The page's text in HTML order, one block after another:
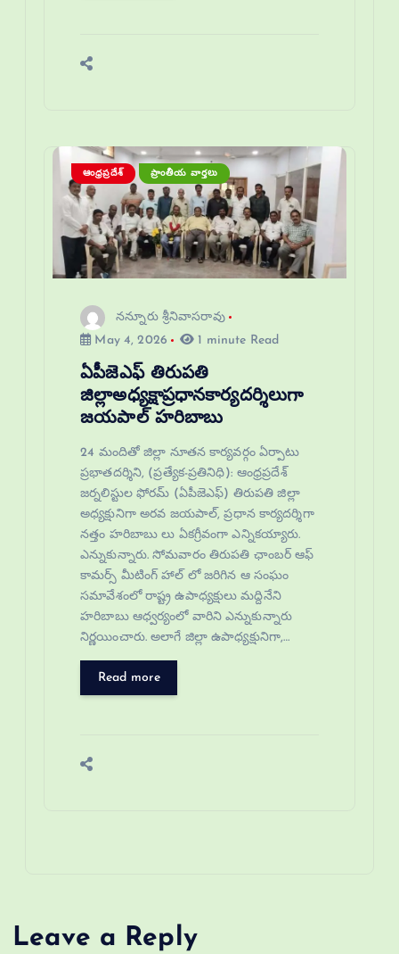
ఆంధ్రప్రదేశ్ ప్రాంతీయ వార్తలు
నన్నూరు శ్రీనివాసరావు
May 4, 2026
1 minute Read
ఏపీజెఎఫ్ తిరుపతి
జిల్లాఅధ్యక్షాప్రధానకార్యదర్శిలుగా
జయపాల్ హరిబాబు
24 మందితో జిల్లా నూతన కార్యవర్గం ఏర్పాటు
ప్రభాతదర్శిని, (ప్రత్యేక-ప్రతినిధి): ఆంధ్రప్రదేశ్
జర్నలిస్టుల ఫోరమ్ (ఏపీజెఎఫ్) తిరుపతి జిల్లా
అధ్యక్షునిగా అరవ జయపాల్, ప్రధాన కార్యదర్శిగా
నత్తం హరిబాబు లు ఏకగ్రీవంగా ఎన్నికయ్యారు.
ఎన్నుకున్నారు. సోమవారం తిరుపతి ఛాంబర్ ఆఫ్
కామర్స్ మీటింగ్ హాల్ లో జరిగిన ఆ సంఘం
సమావేశంలో రాష్ట్ర ఉపాధ్యక్షులు మద్దినేని
హరిబాబు ఆధ్వర్యంలో వారిని ఎన్నుకున్నారు
నిర్ణయించారు. అలాగే జిల్లా ఉపాధ్యక్షునిగా,…
Read more
Leave a Reply